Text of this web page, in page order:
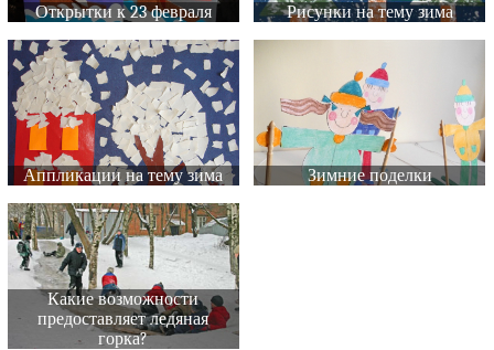
Открытки к 23 февраля Рисунки на тему зима
Аппликации на тему зима Зимние поделки
Какие возможности
предоставляет ледяная
горка?